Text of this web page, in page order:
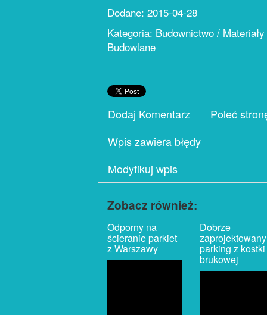
Dodane: 2015-04-28
Kategoria: Budownictwo / Materiały
Budowlane
Dodaj Komentarz
Poleć
Wpis zawiera błędy
Modyfikuj wpis
Zobacz również:
Odporny na
ścieranie parkiet
z Warszawy
Dobrze
zaprojektowany
parking z kostki
brukowej